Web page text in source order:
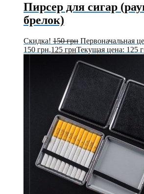
Пирсер для сигар
брелок)
Скидка! 150грн Первоначальная
150 грн.125 грнТекущая цена: 125